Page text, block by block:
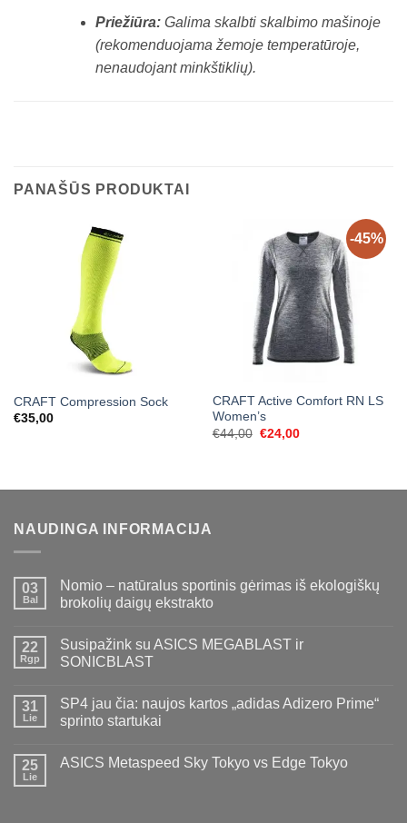
Priežiūra:Galima skalbti skalbimo mašinoje
(rekomenduojama žemoje temperatūroje,
nenaudojant minkštiklių).
PANAŠŪS PRODUKTAI
CRAFT Compression Sock
€35,00
-45%
CRAFT Active Comfort RN LS
Women’s
€44,00 Original
price
€24,00Current
NAUDINGA INFORMACIJA
03
Bal
Nomio – natūralus sportinis gėrimas iš ekologiškų
brokolių daigų ekstrakto
22
Rgp
Susipažink su ASICS MEGABLAST ir
SONICBLAST
31
Lie
SP4 jau čia: naujos kartos „adidas Adizero Prime“
sprinto startukai
25
Lie
ASICS Metaspeed Sky Tokyo vs Edge Tokyo